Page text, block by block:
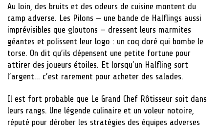
Au loin, des bruits et des odeurs de cuisine montent du
camp adverse. Les Pilons — une bande de Halflings aussi
imprévisibles que gloutons — dressent leurs marmites
géantes et polissent leur logo : un coq doré qui bombe le
torse. On dit qu’ils dépensent une petite fortune pour
attirer des joueurs étoiles. Et lorsqu’un Halfling sort
l’argent… c’est rarement pour acheter des salades.
Il est fort probable que Le Grand Chef Rôtisseur soit dans
leurs rangs. Une légende culinaire et un voleur notoire,
réputé pour dérober les stratégies des équipes adverses